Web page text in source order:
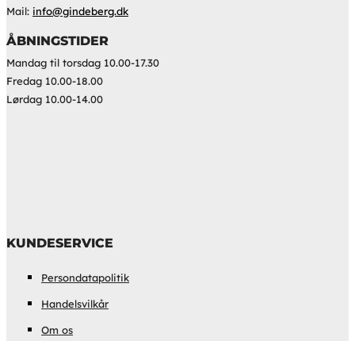
Mail: info@gindeberg.dk
ÅBNINGSTIDER
Mandag til torsdag 10.00-17.30
Fredag 10.00-18.00
Lørdag 10.00-14.00
KUNDESERVICE
Persondatapolitik
Handelsvilkår
Om os